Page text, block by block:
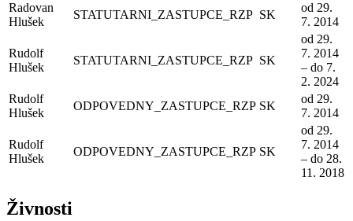
Radovan
Hlušek
STATUTARNI_ZASTUPCE_RZP SK
od 29.
7. 2014
Rudolf
Hlušek
STATUTARNI_ZASTUPCE_RZP SK
od 29.
7. 2014
– do 7.
2. 2024
Rudolf
Hlušek
ODPOVEDNY_ZASTUPCE_RZP SK
od 29.
7. 2014
Rudolf
Hlušek
ODPOVEDNY_ZASTUPCE_RZP SK
od 29.
7. 2014
– do 28.
11. 2018
Živnosti